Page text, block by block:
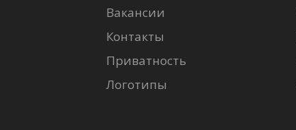
Вакансии
Контакты
Приватность
Логотипы